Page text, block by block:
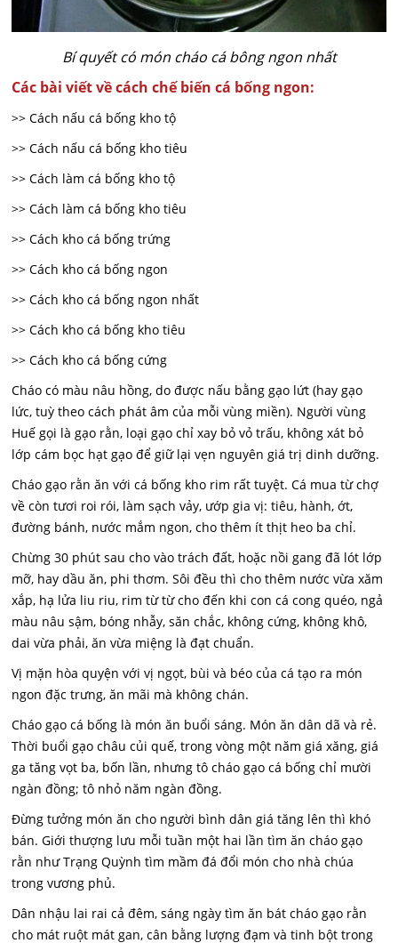
Bí quyết có món cháo cá bông ngon nhất
Các bài viết về cách chế biến cá bống ngon:
>> Cách nấu cá bống kho tộ
>> Cách nấu cá bống kho tiêu
>> Cách làm cá bống kho tộ
>> Cách làm cá bống kho tiêu
>> Cách kho cá bống trứng
>> Cách kho cá bống ngon
>> Cách kho cá bống ngon nhất
>> Cách kho cá bống kho tiêu
>> Cách kho cá bống cứng
Cháo có màu nâu hồng, do được nấu bằng gạo lứt (hay gạo
lức, tuỳ theo cách phát âm của mỗi vùng miền). Người vùng
Huế gọi là gạo rằn, loại gạo chỉ xay bỏ vỏ trấu, không xát bỏ
lớp cám bọc hạt gạo để giữ lại vẹn nguyên giá trị dinh dưỡng.
Cháo gạo rằn ăn với cá bống kho rim rất tuyệt. Cá mua từ chợ
về còn tươi roi rói, làm sạch vảy, ướp gia vị: tiêu, hành, ớt,
đường bánh, nước mắm ngon, cho thêm ít thịt heo ba chỉ.
Chừng 30 phút sau cho vào trách đất, hoặc nồi gang đã lót lớp
mỡ, hay dầu ăn, phi thơm. Sôi đều thì cho thêm nước vừa xăm
xắp, hạ lửa liu riu, rim từ từ cho đến khi con cá cong quéo, ngả
màu nâu sậm, bóng nhẫy, săn chắc, không cứng, không khô,
dai vừa phải, ăn vừa miệng là đạt chuẩn.
Vị mặn hòa quyện với vị ngọt, bùi và béo của cá tạo ra món
ngon đặc trưng, ăn mãi mà không chán.
Cháo gạo cá bống là món ăn buổi sáng. Món ăn dân dã và rẻ.
Thời buổi gạo châu củi quế, trong vòng một năm giá xăng, giá
ga tăng vọt ba, bốn lần, nhưng tô cháo gạo cá bống chỉ mười
ngàn đồng; tô nhỏ năm ngàn đồng.
Đừng tưởng món ăn cho người bình dân giá tăng lên thì khó
bán. Giới thượng lưu mỗi tuần một hai lần tìm ăn cháo gạo
rằn như Trạng Quỳnh tìm mầm đá đổi món cho nhà chúa
trong vương phủ.
Dân nhậu lai rai cả đêm, sáng ngày tìm ăn bát cháo gạo rằn
cho mát ruột mát gan, cân bằng lượng đạm và tinh bột trong